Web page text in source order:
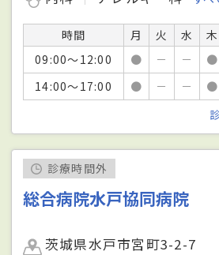
時間 月 火 水 木
09:00～12:00
● － － ●
14:00～17:00
● － － ●
診療時間外
総合病院水戸協同病院
茨城県水戸市宮町3-2-7